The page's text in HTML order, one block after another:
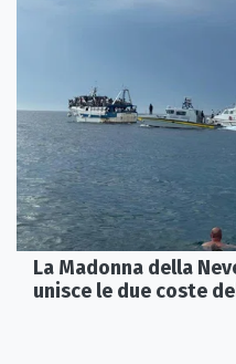
La Madonna della
unisce le due coste